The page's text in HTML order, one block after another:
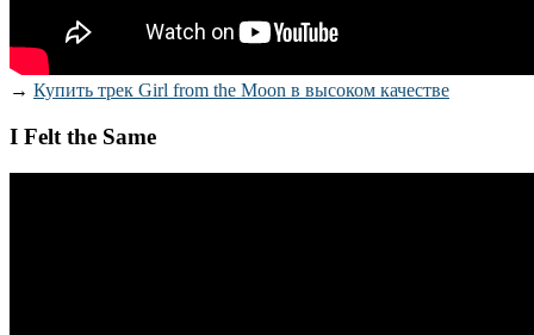
→ Купить трек Girl from the Moon в высоком качестве
I Felt the Same